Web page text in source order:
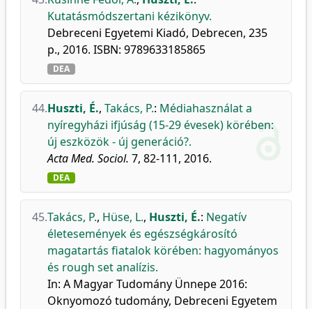
Kutatásmódszertani kézikönyv.
Debreceni Egyetemi Kiadó, Debrecen, 235
p., 2016. ISBN: 9789633185865
DEA
44.Huszti, É., Takács, P.: Médiahasználat a
nyíregyházi ifjúság (15-29 évesek) körében:
új eszközök - új generáció?.
Acta Med. Sociol. 7, 82-111, 2016.
DEA
45.Takács, P., Hüse, L., Huszti, É.: Negatív
életesemények és egészségkárosító
magatartás fiatalok körében: hagyományos
és rough set analízis.
In: A Magyar Tudomány Ünnepe 2016:
Oknyomozó tudomány, Debreceni Egyetem